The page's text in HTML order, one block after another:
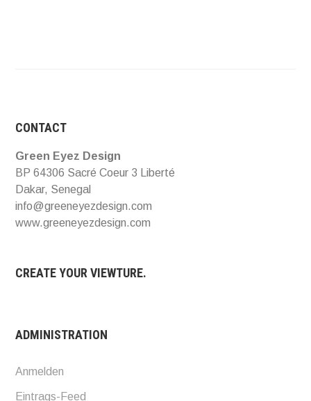
CONTACT
Green Eyez Design
BP 64306 Sacré Coeur 3 Liberté
Dakar, Senegal
info@greeneyezdesign.com
www.greeneyezdesign.com
CREATE YOUR VIEWTURE.
ADMINISTRATION
Anmelden
Eintrags-Feed